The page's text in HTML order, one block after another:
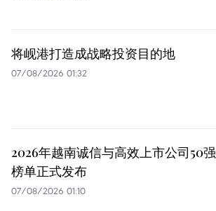
将岘港打造成战略投资目的地
07/08/2026 01:32
2026年越南诚信与高效上市公司50强
榜单正式发布
07/08/2026 01:10